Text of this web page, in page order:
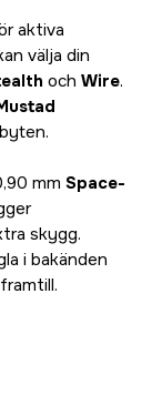
aktiva
välja din
och Wire.
mm Space-
skygg.
i bakänden
framtill.